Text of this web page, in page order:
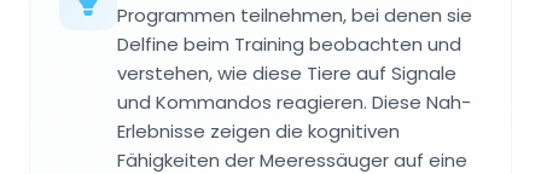
Programmen teilnehmen, bei denen sie
Delfine beim Training beobachten und
verstehen, wie diese Tiere auf Signale
und Kommandos reagieren. Diese Nah-
Erlebnisse zeigen die kognitiven
Fähigkeiten der Meeressäuger auf eine